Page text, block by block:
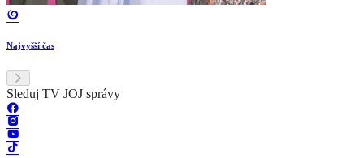
Najvyšší čas
Sleduj TV JOJ správy